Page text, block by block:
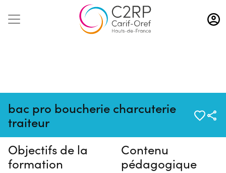
Aller
au
contenu
bac pro boucherie charcuterie
traiteur
Pas de session programmée en
ce moment
Objectifs de la
formation
Contenu
pédagogique